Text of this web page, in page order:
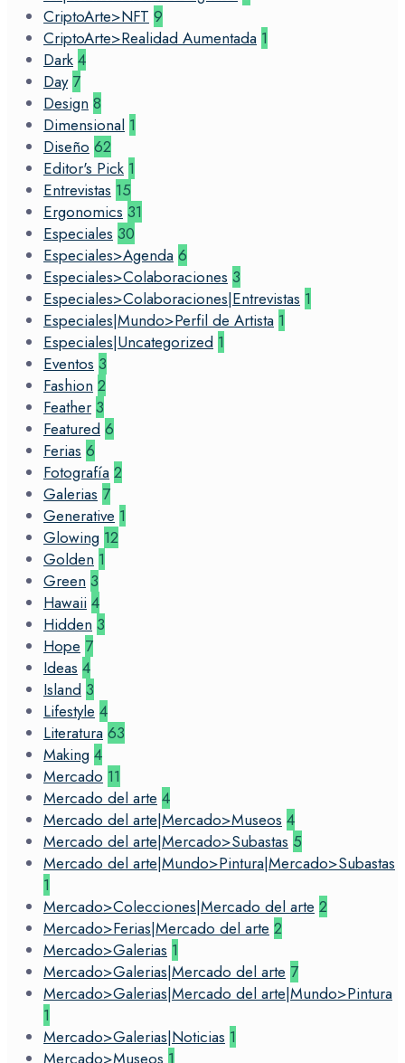
CriptoArte>NFT 9
CriptoArte>Realidad Aumentada 1
Dark 4
Day 7
Design 8
Dimensional 1
Diseño 62
Editor's Pick 1
Entrevistas 15
Ergonomics 31
Especiales 30
Especiales>Agenda 6
Especiales>Colaboraciones 3
Especiales>Colaboraciones|Entrevistas 1
Especiales|Mundo>Perfil de Artista 1
Especiales|Uncategorized 1
Eventos 3
Fashion 2
Feather 3
Featured 6
Ferias 6
Fotografía 2
Galerias 7
Generative 1
Glowing 12
Golden 1
Green 3
Hawaii 4
Hidden 3
Hope 7
Ideas 4
Island 3
Lifestyle 4
Literatura 63
Making 4
Mercado 11
Mercado del arte 4
Mercado del arte|Mercado>Museos 4
Mercado del arte|Mercado>Subastas 5
Mercado del arte|Mundo>Pintura|Mercado>Subastas
1
Mercado>Colecciones|Mercado del arte 2
Mercado>Ferias|Mercado del arte 2
Mercado>Galerias 1
Mercado>Galerias|Mercado del arte 7
Mercado>Galerias|Mercado del arte|Mundo>Pintura
1
Mercado>Galerias|Noticias 1
Mercado>Museos 1